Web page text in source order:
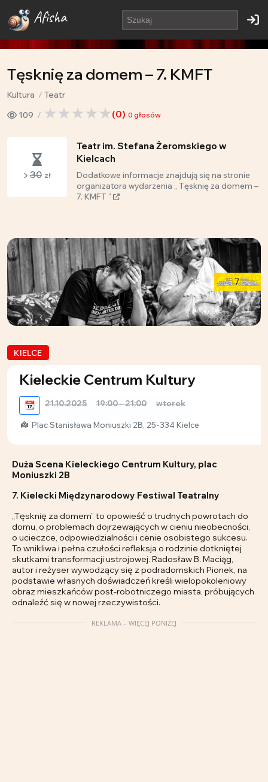
Afisha
Tęsknię za domem – 7. KMFT
Kultura
Teatr
109
(0) 0 głosów
30 zł
Teatr im. Stefana Żeromskiego w
Kielcach
Dodatkowe informacje znajdują się na stronie
organizatora wydarzenia „ Tęsknię za domem –
7. KMFT ”
KIELCE
Kieleckie Centrum Kultury
📆 21.10.2025 19:00 - 21:00 wtorek
Plac Stanisława Moniuszki 2B, 25-334 Kielce
Duża Scena Kieleckiego Centrum Kultury, plac
Moniuszki 2B
7. Kielecki Międzynarodowy Festiwal Teatralny
„Tęsknię za domem” to opowieść o trudnych powrotach do
domu, o problemach dojrzewających w cieniu nieobecności,
o ucieczce, odpowiedzialności i cenie osobistego sukcesu.
To wnikliwa i pełna czułości refleksja o rodzinie dotkniętej
skutkami transformacji ustrojowej. Radosław B. Maciąg,
autor i reżyser wywodzący się z podradomskich Pionek, na
podstawie własnych doświadczeń kreśli wielopokoleniowy
obraz mieszkańców post-robotniczego miasta, próbujących
odnaleźć się w nowej rzeczywistości.
REKLAMA – WIĘCEJ PONIŻEJ